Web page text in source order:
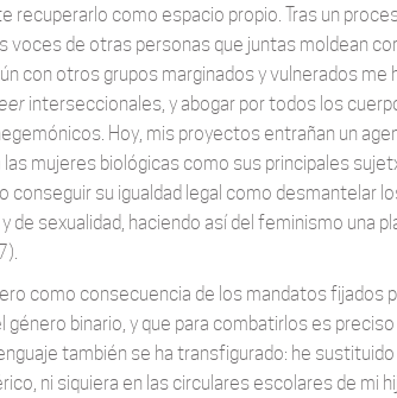
como espacio propio. Tras un
voces de otras personas que juntas moldean
con otros grupos marginados y vulnerados me
interseccionales, y abogar por todos los
Hoy, mis proyectos entrañan un
mujeres biológicas como sus principales
su igualdad legal como desmantelar
de sexualidad, haciendo así del feminismo una
como consecuencia de los mandatos fijados
binario, y que para combatirlos es
también se ha transfigurado: he sustituido
ni siquiera en las circulares escolares de mi